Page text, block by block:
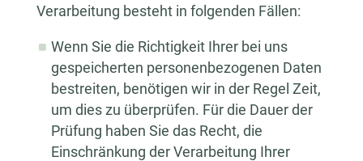
Verarbeitung besteht in folgenden Fällen:
Wenn Sie die Richtigkeit Ihrer bei uns
gespeicherten personenbezogenen Daten
bestreiten, benötigen wir in der Regel Zeit,
um dies zu überprüfen. Für die Dauer der
Prüfung haben Sie das Recht, die
Einschränkung der Verarbeitung Ihrer